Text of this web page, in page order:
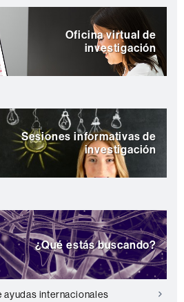
Oficina virtual de
investigación
Sesiones informativas de
investigación
¿Qué estás buscando?
ayudas internacionales